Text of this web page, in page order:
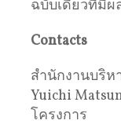
ฉบับเดียวที่มี
Contacts
สำนักงานบริห
Yuichi
โครงการ